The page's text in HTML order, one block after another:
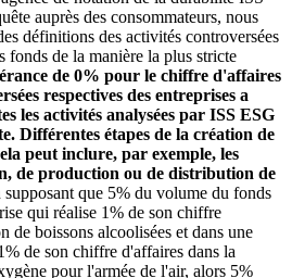
auprès des consommateurs, nous
définitions des activités controversées
fonds de la manière la plus stricte
de 0% pour le chiffre d'affaires
respectives des entreprises a
les activités analysées par ISS ESG
Différentes étapes de la création de
peut inclure, par exemple, les
de production ou de distribution de
que 5% du volume du fonds
qui réalise 1% de son chiffre
de boissons alcoolisées et dans une
de son chiffre d'affaires dans la
pour l'armée de l'air, alors 5%